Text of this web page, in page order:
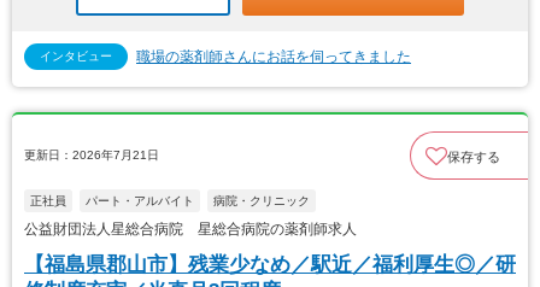
インタビュー 職場の薬剤師さんにお話を伺ってきました
更新日：2026年7月21日 保存する
正社員 パート・アルバイト 病院・クリニック
公益財団法人星総合病院 星総合病院の薬剤師求人
【福島県郡山市】残業少なめ／駅近／福利厚生◎／研